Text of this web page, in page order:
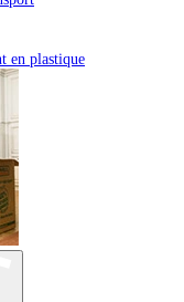
en plastique